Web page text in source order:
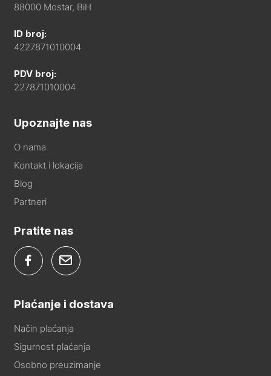
88000 Mostar, BiH
ID broj:
4227871010004
PDV broj:
227871010004
Upoznajte nas
O nama
Kontakt i lokacija
Blog
Partneri
Pratite nas
Plaćanje i dostava
Način plaćanja
Sigurnost plaćanja
Osobno preuzimanje